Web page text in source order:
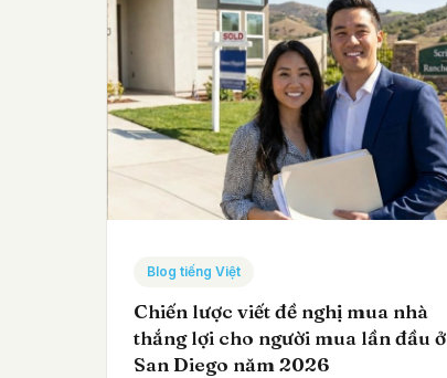
Blog tiếng Việt
Chiến lược viết đề nghị mua nhà
thắng lợi cho người mua lần đầu ở
San Diego năm 2026